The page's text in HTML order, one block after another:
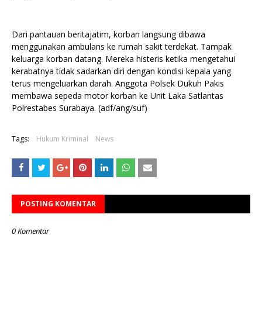
Dari pantauan beritajatim, korban langsung dibawa
menggunakan ambulans ke rumah sakit terdekat. Tampak
keluarga korban datang. Mereka histeris ketika mengetahui
kerabatnya tidak sadarkan diri dengan kondisi kepala yang
terus mengeluarkan darah. Anggota Polsek Dukuh Pakis
membawa sepeda motor korban ke Unit Laka Satlantas
Polrestabes Surabaya. (adf/ang/suf)
Tags: Hukum Kriminal News
POSTING KOMENTAR
0 Komentar